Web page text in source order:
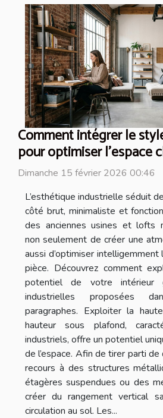
Comment intégrer le
pour optimiser l'espace
Dimanche 15 février 2026 00:46
L’esthétique industrielle séduit
côté brut, minimaliste et
des anciennes usines et lofts
non seulement de créer une
aussi d’optimiser intelligemment
pièce. Découvrez comment
potentiel de votre intérieur
industrielles proposées
paragraphes. Exploiter la
hauteur sous plafond,
industriels, offre un potentiel
de l’espace. Afin de tirer parti
recours à des structures
étagères suspendues ou des
créer du rangement vertical
circulation au sol. Les...